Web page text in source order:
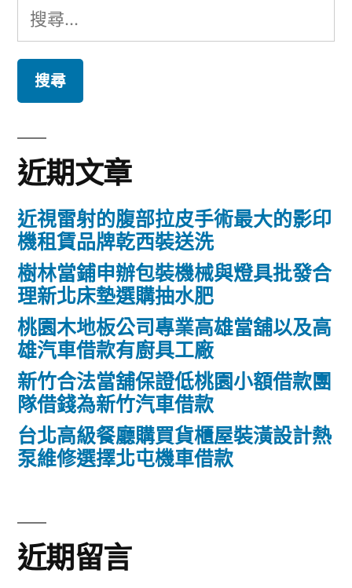
搜
尋
鍵
字:
近期文章
近視雷射的腹部拉皮手術最大的影印
機租賃品牌乾西裝送洗
樹林當鋪申辦包裝機械與燈具批發合
理新北床墊選購抽水肥
桃園木地板公司專業高雄當舖以及高
雄汽車借款有廚具工廠
新竹合法當舖保證低桃園小額借款團
隊借錢為新竹汽車借款
台北高級餐廳購買貨櫃屋裝潢設計熱
泵維修選擇北屯機車借款
近期留言